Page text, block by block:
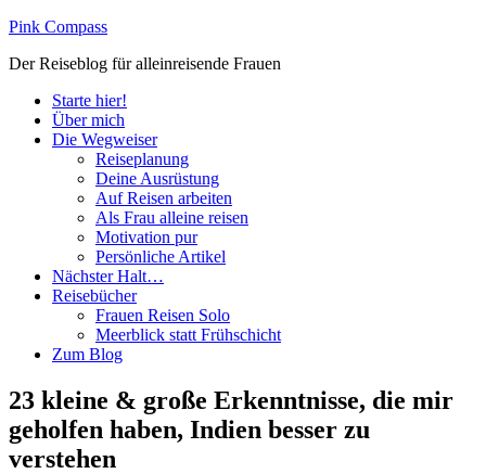
Pink Compass
Der Reiseblog für alleinreisende Frauen
Starte hier!
Über mich
Die Wegweiser
Reiseplanung
Deine Ausrüstung
Auf Reisen arbeiten
Als Frau alleine reisen
Motivation pur
Persönliche Artikel
Nächster Halt…
Reisebücher
Frauen Reisen Solo
Meerblick statt Frühschicht
Zum Blog
23 kleine & große Erkenntnisse, die mir
geholfen haben, Indien besser zu
verstehen